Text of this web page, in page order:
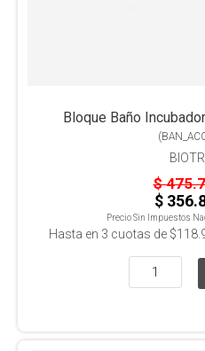
Bloque Baño
(
$
$
Precio Sin Impuestos
Hasta en 3 cuotas de